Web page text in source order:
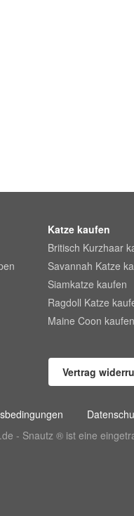
Katze kaufen
Britisch Kurzhaar
Savannah Katze
Siamkatze kaufen
Ragdoll Katze
Maine Coon kaufen
Vertrag
- Snautz ® ist eine